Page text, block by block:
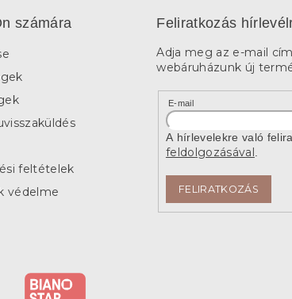
számára
feltételek
védelme
Feliratkozás
Adja meg az e-mail
webáruházunk új
E-mail
A hírlevelekre való
feldolgozásával
FELIRATKOZÁS